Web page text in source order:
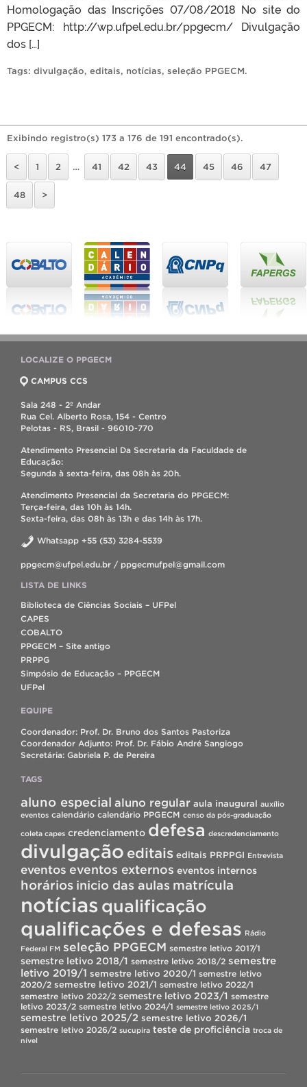
Homologação das Inscrições 07/08/2018 No site do
PPGECM: http://wp.ufpel.edu.br/ppgecm/ Divulgação
dos […]
Tags: divulgação, editais, notícias, seleção PPGECM.
Exibindo registro(s) 173 a 176 de 191 encontrado(s).
< 1 2 … 41 42 43 44 45 46 47
48 >
LOCALIZE O PPGECM
CAMPUS CCS
Sala 248 - 2º Andar
Rua Cel. Alberto Rosa, 154 - Centro
Pelotas - RS, Brasil - 96010-770
Atendimento Presencial Da Secretaria da Faculdade de
Educação:
Segunda à sexta-feira, das 08h às 20h.
Atendimento Presencial da Secretaria do PPGECM:
Terça-feira, das 10h às 14h.
Sexta-feira, das 08h às 13h e das 14h às 17h.
Whatsapp +55 (53) 3284-5539
ppgecm@ufpel.edu.br / ppgecmufpel@gmail.com
LISTA DE LINKS
Biblioteca de Ciências Sociais – UFPel
CAPES
COBALTO
PPGECM – Site antigo
PRPPG
Simpósio de Educação – PPGECM
UFPel
EQUIPE
Coordenador: Prof. Dr. Bruno dos Santos Pastoriza
Coordenador Adjunto: Prof. Dr. Fábio André Sangiogo
Secretária: Gabriela P. de Pereira
TAGS
aluno especial aluno regular aula inaugural auxílio
eventos calendário calendário PPGECM censo da pós-graduação
coleta capes credenciamento defesa descredenciamento
divulgação editais editais PRPPGI Entrevista
eventos eventos externos eventos internos
horários inicio das aulas matrícula
notícias qualificação
qualificações e defesas Rádio
Federal FM seleção PPGECM semestre letivo 2017/1
semestre letivo 2018/1 semestre letivo 2018/2 semestre
letivo 2019/1 semestre letivo 2020/1 semestre letivo
2020/2 semestre letivo 2021/1 semestre letivo 2022/1
semestre letivo 2022/2 semestre letivo 2023/1 semestre
letivo 2023/2 semestre letivo 2024/1 semestre letivo 2025/1
semestre letivo 2025/2 semestre letivo 2026/1
semestre letivo 2026/2 sucupira teste de proficiência troca de
nível